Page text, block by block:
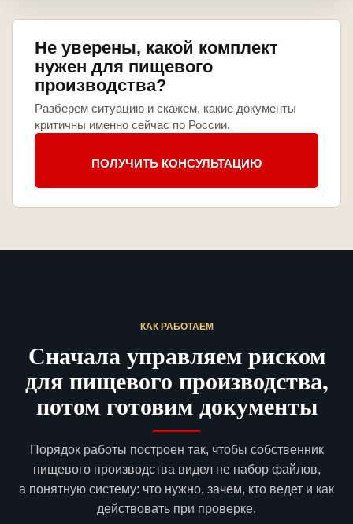
Не уверены, какой комплект
нужен для пищевого
производства?
Разберем ситуацию и скажем, какие документы
критичны именно сейчас по России.
ПОЛУЧИТЬ КОНСУЛЬТАЦИЮ
КАК РАБОТАЕМ
Сначала управляем риском
для пищевого производства,
потом готовим документы
Порядок работы построен так, чтобы собственник
пищевого производства видел не набор файлов,
а понятную систему: что нужно, зачем, кто ведет и как
действовать при проверке.